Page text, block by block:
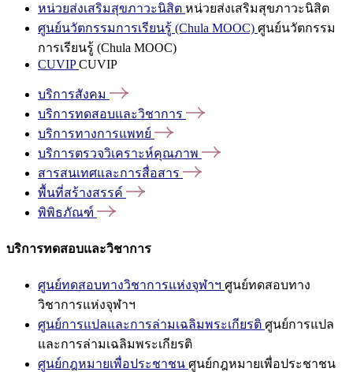
หน่วยส่งเสริมสุขภาวะนิสิต หน่วยส่งเสริมสุขภาวะนิสิต
ศูนย์นวัตกรรมการเรียนรู้ (Chula MOOC) ศูนย์นวัตกรรม
การเรียนรู้ (Chula MOOC)
CUVIPCUVIP
บริการสังคม
บริการทดสอบและวิชาการ
บริการทางการแพทย์
บริการตรวจวิเคราะห์คุณภาพ
สารสนเทศและการสื่อสาร
พื้นที่สร้างสรรค์
พิพิธภัณฑ์
บริการทดสอบและวิชาการ
ศูนย์ทดสอบทางวิชาการแห่งจุฬาฯ ศูนย์ทดสอบทาง
วิชาการแห่งจุฬาฯ
ศูนย์การแปลและการล่ามเฉลิมพระเกียรติ ศูนย์การแปล
และการล่ามเฉลิมพระเกียรติ
ศูนย์กฎหมายเพื่อประชาชน ศูนย์กฎหมายเพื่อประชาชน